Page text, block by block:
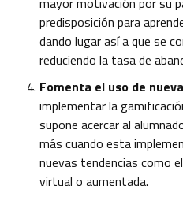
predisposición para
dando lugar así a que se
reduciendo la tasa de
Fomenta el uso de
implementar la
supone acercar al
más cuando esta
nuevas tendencias como
virtual o aumentada.